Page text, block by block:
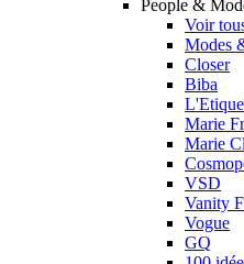
People &
Voir
Modes
Closer
Biba
Marie
Marie
VSD
Vanity
Vogue
GQ